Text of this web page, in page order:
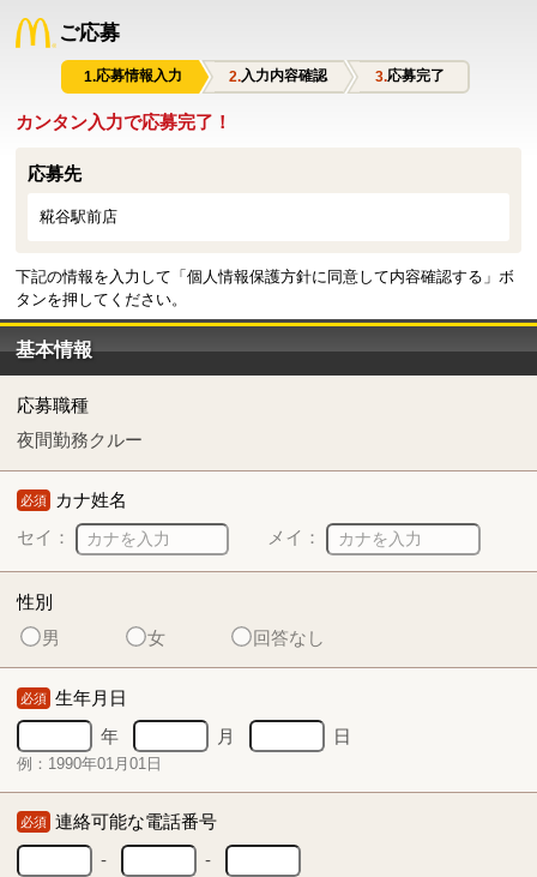
ご応募
応募情報入力 入力内容確認 応募完了
カンタン入力で応募完了！
応募先
糀谷駅前店
下記の情報を入力して「個人情報保護方針に同意して内容確認する」ボ
タンを押してください。
基本情報
応募職種
夜間勤務クルー
必須 カナ姓名
セイ：
メイ：
性別
男
女 回答なし
必須 生年月日
年
月 日
例：1990年01月01日
必須 連絡可能な電話番号
-
-